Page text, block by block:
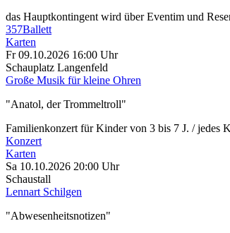
das Hauptkontingent wird über Eventim und
357Ballett
Karten
Fr 09.10.2026 16:00 Uhr
Schauplatz Langenfeld
Große Musik für kleine Ohren
"Anatol, der Trommeltroll"
Familienkonzert für Kinder von 3 bis 7 J. / jedes
Konzert
Karten
Sa 10.10.2026 20:00 Uhr
Schaustall
Lennart Schilgen
"Abwesenheitsnotizen"